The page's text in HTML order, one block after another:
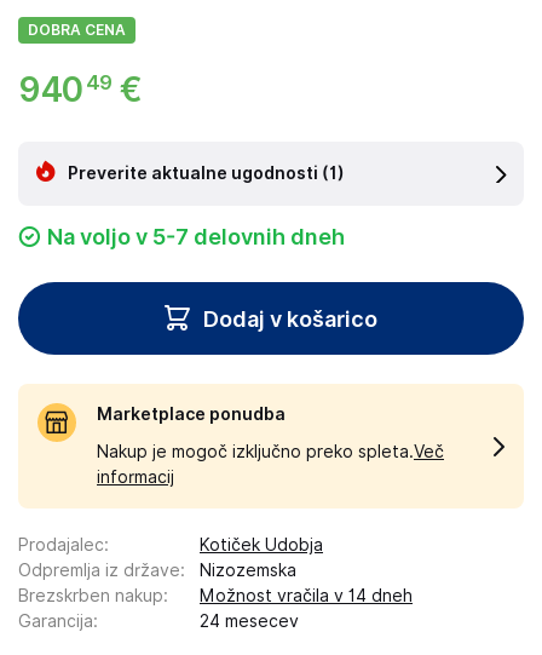
DOBRA CENA
940 49 €
Preverite aktualne ugodnosti (1)
Na voljo v 5-7 delovnih dneh
Dodaj v košarico
Marketplace ponudba
Nakup je mogoč izključno preko spleta.Več
informacij
Prodajalec:
Kotiček Udobja
Odpremlja iz države:
Nizozemska
Brezskrben nakup:
Možnost vračila v 14 dneh
Garancija: 24 mesecev